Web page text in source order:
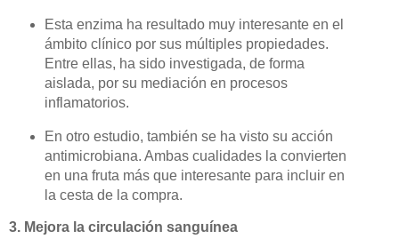
Esta enzima ha resultado muy interesante en el
ámbito clínico por sus múltiples propiedades.
Entre ellas, ha sido investigada, de forma
aislada, por su mediación en procesos
inflamatorios.
En otro estudio, también se ha visto su acción
antimicrobiana. Ambas cualidades la convierten
en una fruta más que interesante para incluir en
la cesta de la compra.
3. Mejora la circulación sanguínea